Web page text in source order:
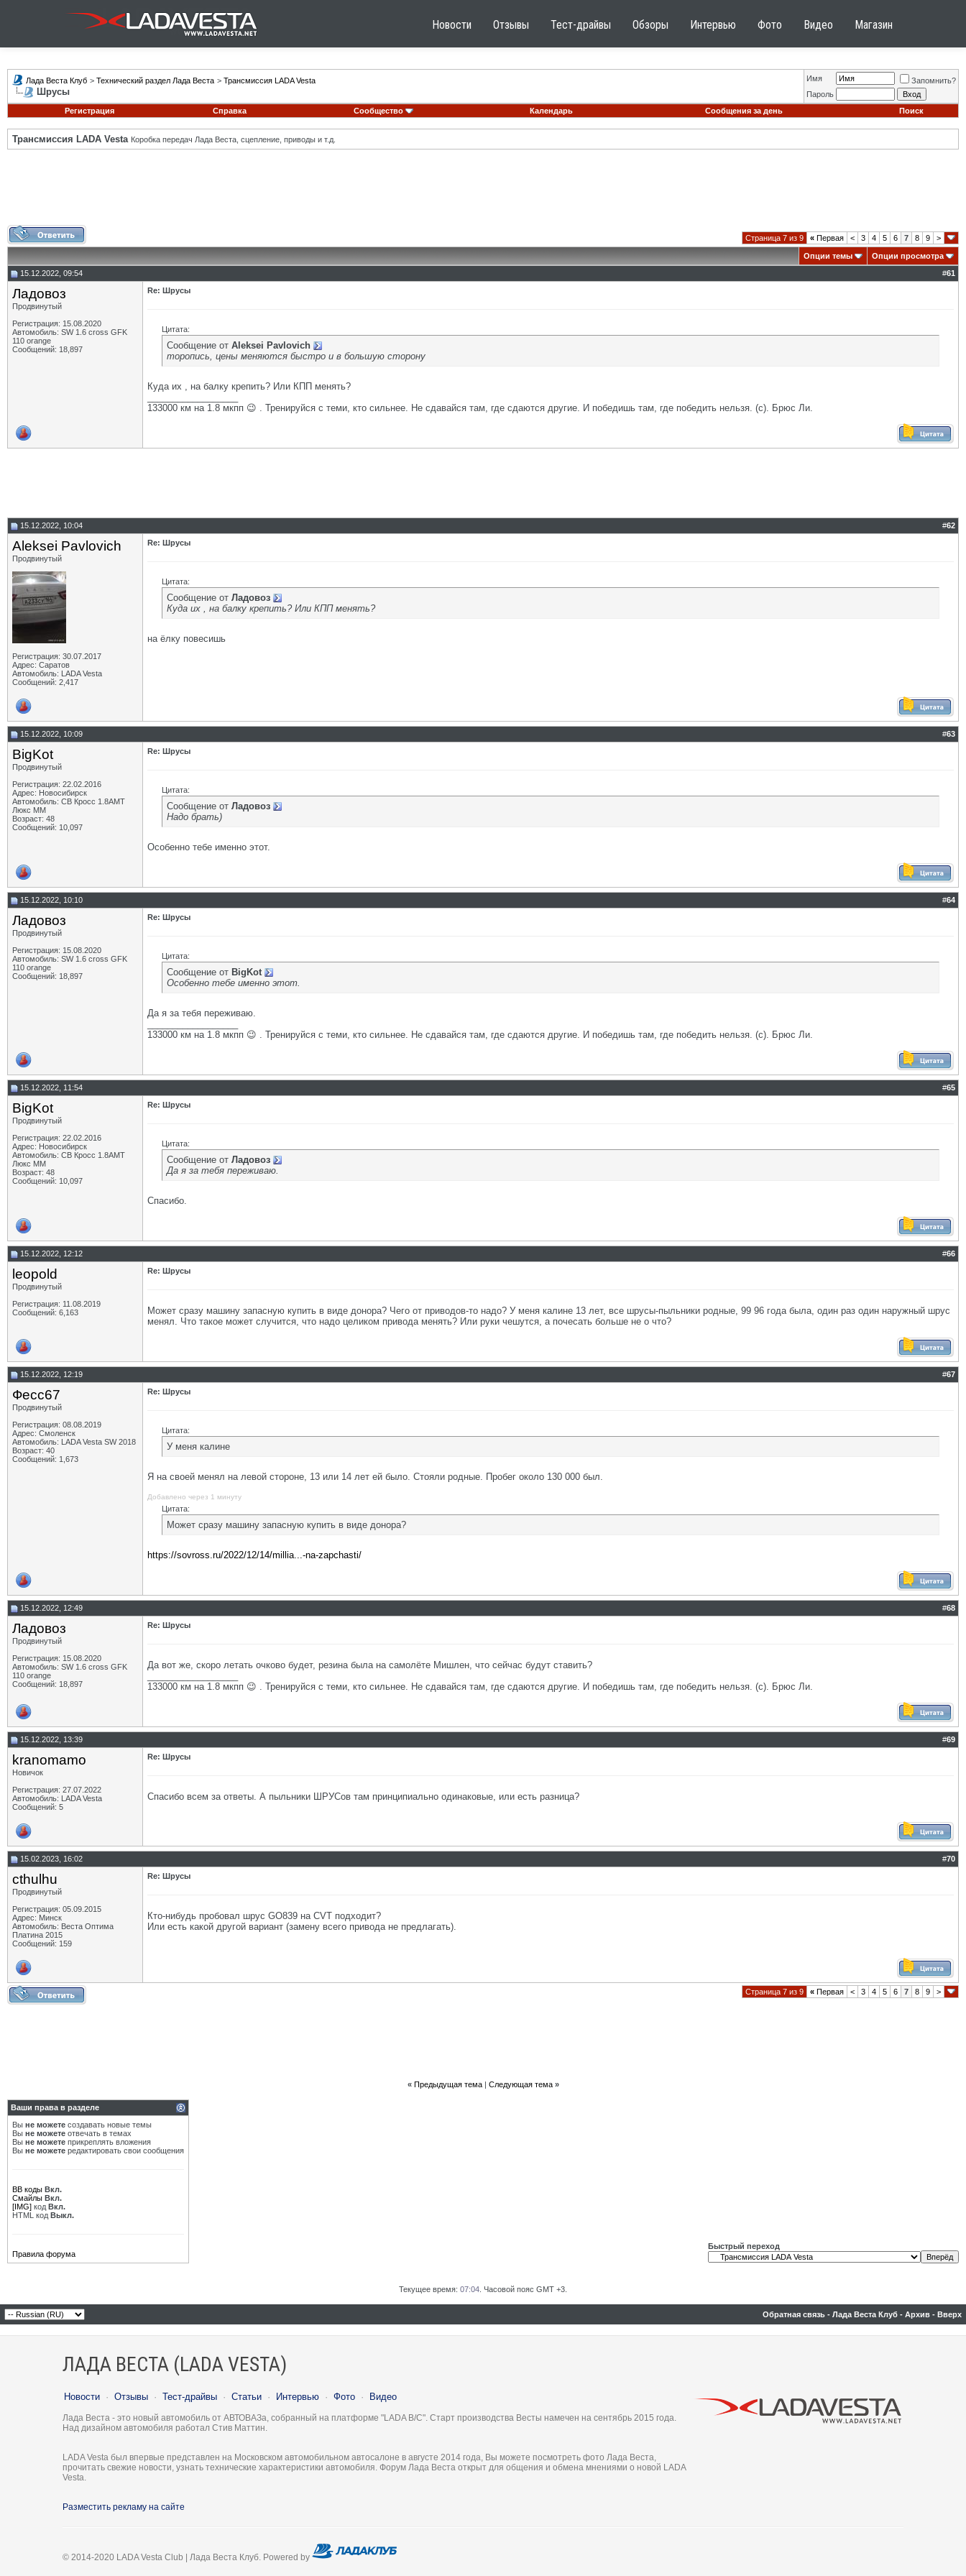
Новости Отзывы Тест-драйвы Обзоры Интервью Фото Видео Магазин
Лада Веста Клуб > Технический раздел Лада Веста > Трансмиссия LADA Vesta
Шрусы
Имя
Запомнить?
Пароль
Регистрация
Справка Сообщество Календарь Сообщения за день Поиск
Трансмиссия LADA Vesta Коробка передач Лада Веста, сцепление, приводы и т.д.
Страница 7 из 9 « Первая < 3 4 5 6 7 8 9 >
Опции темы
Опции просмотра
15.12.2022, 09:54
#61
Ладовоз
Продвинутый
Регистрация: 15.08.2020
Автомобиль: SW 1.6 cross GFK
110 orange
Сообщений: 18,897
Re: Шрусы
Цитата:
Сообщение от Aleksei Pavlovich
торопись, цены меняются быстро и в большую сторону
Куда их , на балку крепить? Или КПП менять?
133000 км на 1.8 мкпп 😉 . Тренируйся с теми, кто сильнее. Не сдавайся там, где сдаются другие. И победишь там, где победить нельзя. (с). Брюс Ли.
15.12.2022, 10:04 #62
Aleksei Pavlovich
Продвинутый
Регистрация: 30.07.2017
Адрес: Саратов
Автомобиль: LADA Vesta
Сообщений: 2,417
Re: Шрусы
Цитата:
Сообщение от Ладовоз
Куда их , на балку крепить? Или КПП менять?
на ёлку повесишь
15.12.2022, 10:09 #63
BigKot
Продвинутый
Регистрация: 22.02.2016
Адрес: Новосибирск
Автомобиль: СВ Кросс 1.8АМТ
Люкс ММ
Возраст: 48
Сообщений: 10,097
Re: Шрусы
Цитата:
Сообщение от Ладовоз
Надо брать)
Особенно тебе именно этот.
15.12.2022, 10:10 #64
Ладовоз
Продвинутый
Регистрация: 15.08.2020
Автомобиль: SW 1.6 cross GFK
110 orange
Сообщений: 18,897
Re: Шрусы
Цитата:
Сообщение от BigKot
Особенно тебе именно этот.
Да я за тебя переживаю.
133000 км на 1.8 мкпп 😉 . Тренируйся с теми, кто сильнее. Не сдавайся там, где сдаются другие. И победишь там, где победить нельзя. (с). Брюс Ли.
15.12.2022, 11:54 #65
BigKot
Продвинутый
Регистрация: 22.02.2016
Адрес: Новосибирск
Автомобиль: СВ Кросс 1.8АМТ
Люкс ММ
Возраст: 48
Сообщений: 10,097
Re: Шрусы
Цитата:
Сообщение от Ладовоз
Да я за тебя переживаю.
Спасибо.
15.12.2022, 12:12 #66
leopold
Продвинутый
Регистрация: 11.08.2019
Сообщений: 6,163
Re: Шрусы
Может сразу машину запасную купить в виде донора? Чего от приводов-то надо? У меня калине 13 лет, все шрусы-пыльники родные, 99 96 года была, один раз один наружный шрус
менял. Что такое может случится, что надо целиком привода менять? Или руки чешутся, а почесать больше не о что?
15.12.2022, 12:19 #67
Фесс67
Продвинутый
Регистрация: 08.08.2019
Адрес: Смоленск
Автомобиль: LADA Vesta SW 2018
Возраст: 40
Сообщений: 1,673
Re: Шрусы
Цитата:
У меня калине
Я на своей менял на левой стороне, 13 или 14 лет ей было. Стояли родные. Пробег около 130 000 был.
Добавлено через 1 минуту
Цитата:
Может сразу машину запасную купить в виде донора?
https://sovross.ru/2022/12/14/millia...-na-zapchasti/
15.12.2022, 12:49 #68
Ладовоз
Продвинутый
Регистрация: 15.08.2020
Автомобиль: SW 1.6 cross GFK
110 orange
Сообщений: 18,897
Re: Шрусы
Да вот же, скоро летать очково будет, резина была на самолёте Мишлен, что сейчас будут ставить?
133000 км на 1.8 мкпп 😉 . Тренируйся с теми, кто сильнее. Не сдавайся там, где сдаются другие. И победишь там, где победить нельзя. (с). Брюс Ли.
15.12.2022, 13:39 #69
kranomamo
Новичок
Регистрация: 27.07.2022
Автомобиль: LADA Vesta
Сообщений: 5
Re: Шрусы
Спасибо всем за ответы. А пыльники ШРУСов там принципиально одинаковые, или есть разница?
15.02.2023, 16:02 #70
cthulhu
Продвинутый
Регистрация: 05.09.2015
Адрес: Минск
Автомобиль: Веста Оптима
Платина 2015
Сообщений: 159
Re: Шрусы
Кто-нибудь пробовал шрус GO839 на CVT подходит?
Или есть какой другой вариант (замену всего привода не предлагать).
Страница 7 из 9 « Первая < 3 4 5 6 7 8 9 >
« Предыдущая тема| Следующая тема »
Ваши права в разделе
Вы не можете создавать новые темы
Вы не можете отвечать в темах
Вы не можете прикреплять вложения
Вы не можете редактировать свои сообщения
BB коды Вкл.
Смайлы Вкл.
[IMG] код Вкл.
HTML код Выкл.
Правила форума
Быстрый переход
Текущее время: 07:04 . Часовой пояс GMT +3.
Обратная связь - Лада Веста Клуб - Архив - Вверх
ЛАДА ВЕСТА (LADA VESTA)
Новости · Отзывы · Тест-драйвы · Статьи · Интервью · Фото · Видео
Лада Веста - это новый автомобиль от АВТОВАЗа, собранный на платформе "LADA B/C". Старт производства Весты намечен на сентябрь 2015 года.
Над дизайном автомобиля работал Стив Маттин.
LADA Vesta был впервые представлен на Московском автомобильном автосалоне в августе 2014 года, Вы можете посмотреть фото Лада Веста,
прочитать свежие новости, узнать технические характеристики автомобиля. Форум Лада Веста открыт для общения и обмена мнениями о новой LADA
Vesta.
Разместить рекламу на сайте
© 2014-2020 LADA Vesta Club | Лада Веста Клуб. Powered by